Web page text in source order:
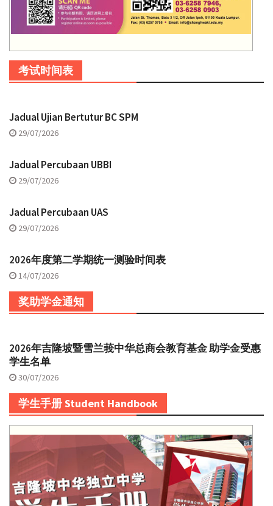
考试时间表
Jadual Ujian Bertutur BC SPM
29/07/2026
Jadual Percubaan UBBI
29/07/2026
Jadual Percubaan UAS
29/07/2026
2026年度第二学期统一测验时间表
14/07/2026
奖助学金通知
2026年吉隆坡暨雪兰莪中华总商会教育基金 助学金受惠
学生名单
30/07/2026
学生手册 Student Handbook